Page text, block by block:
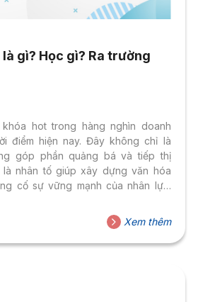
gì? Học gì? Ra trường
hot trong hàng nghìn doanh
điểm hiện nay. Đây không chỉ là
góp phần quảng bá và tiếp thị
là nhân tố giúp xây dựng văn hóa
cố sự vững mạnh của nhân lực.
nghiệp ngành quản trị sự kiện ra
tin hữu ích sắp được bật mí về
Xem thêm